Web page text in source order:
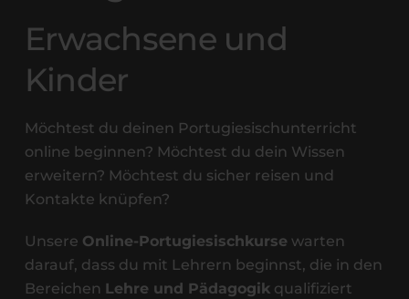
Erwachsene und
Kinder
Möchtest du deinen Portugiesischunterricht
online beginnen? Möchtest du dein Wissen
erweitern? Möchtest du sicher reisen und
Kontakte knüpfen?
Unsere Online-Portugiesischkurse warten
darauf, dass du mit Lehrern beginnst, die in den
Bereichen Lehre und Pädagogikqualifiziert